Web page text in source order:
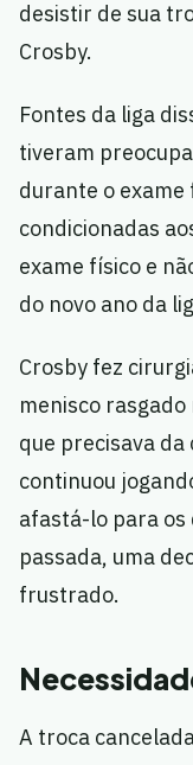
desistir de sua
Crosby.
Fontes da liga
tiveram
durante o exame
condicionadas
exame físico e
do novo ano da
Crosby fez
menisco
que precisava
continuou
afastá-lo para
passada, uma
frustrado.
A troca